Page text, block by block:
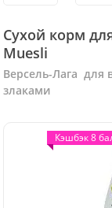
Сухой корм
Muesli
Версель-Лага для
злаками
Кэшбэк 8